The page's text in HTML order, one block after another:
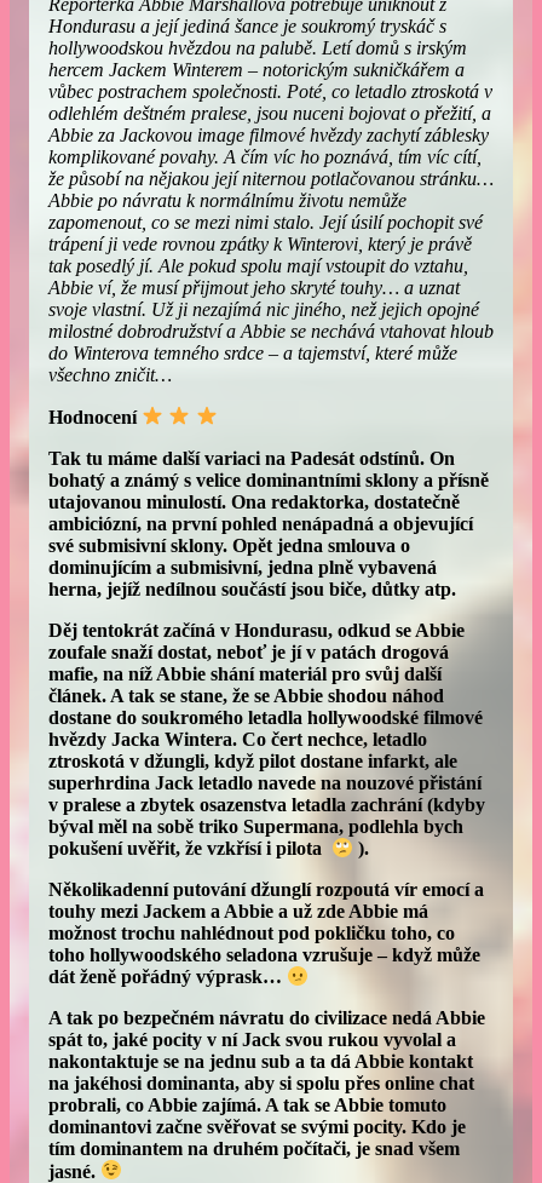
Reportérka Abbie Marshallová potřebuje uniknout z
Hondurasu a její jediná šance je soukromý tryskáč s
hollywoodskou hvězdou na palubě. Letí domů s irským
hercem Jackem Winterem – notorickým sukničkářem a
vůbec postrachem společnosti. Poté, co letadlo ztroskotá v
odlehlém deštném pralese, jsou nuceni bojovat o přežití, a
Abbie za Jackovou image filmové hvězdy zachytí záblesky
komplikované povahy. A čím víc ho poznává, tím víc cítí,
že působí na nějakou její niternou potlačovanou stránku…
Abbie po návratu k normálnímu životu nemůže
zapomenout, co se mezi nimi stalo. Její úsilí pochopit své
trápení ji vede rovnou zpátky k Winterovi, který je právě
tak posedlý jí. Ale pokud spolu mají vstoupit do vztahu,
Abbie ví, že musí přijmout jeho skryté touhy… a uznat
svoje vlastní. Už ji nezajímá nic jiného, než jejich opojné
milostné dobrodružství a Abbie se nechává vtahovat hloub
do Winterova temného srdce – a tajemství, které může
všechno zničit…
Hodnocení
Tak tu máme další variaci na Padesát odstínů. On
bohatý a známý s velice dominantními sklony a přísně
utajovanou minulostí. Ona redaktorka, dostatečně
ambiciózní, na první pohled nenápadná a objevující
své submisivní sklony. Opět jedna smlouva o
dominujícím a submisivní, jedna plně vybavená
herna, jejíž nedílnou součástí jsou biče, důtky atp.
Děj tentokrát začíná v Hondurasu, odkud se Abbie
zoufale snaží dostat, neboť je jí v patách drogová
mafie, na níž Abbie shání materiál pro svůj další
článek. A tak se stane, že se Abbie shodou náhod
dostane do soukromého letadla hollywoodské filmové
hvězdy Jacka Wintera. Co čert nechce, letadlo
ztroskotá v džungli, když pilot dostane infarkt, ale
superhrdina Jack letadlo navede na nouzové přistání
v pralese a zbytek osazenstva letadla zachrání (kdyby
býval měl na sobě triko Supermana, podlehla bych
pokušení uvěřit, že vzkřísí i pilota
).
Několikadenní putování džunglí rozpoutá vír emocí a
touhy mezi Jackem a Abbie a už zde Abbie má
možnost trochu nahlédnout pod pokličku toho, co
toho hollywoodského seladona vzrušuje – když může
dát ženě pořádný výprask…
A tak po bezpečném návratu do civilizace nedá Abbie
spát to, jaké pocity v ní Jack svou rukou vyvolal a
nakontaktuje se na jednu sub a ta dá Abbie kontakt
na jakéhosi dominanta, aby si spolu přes online chat
probrali, co Abbie zajímá. A tak se Abbie tomuto
dominantovi začne svěřovat se svými pocity. Kdo je
tím dominantem na druhém počítači, je snad všem
jasné.